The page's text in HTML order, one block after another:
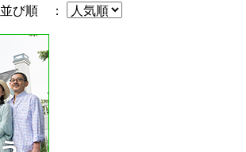
並び順 ：